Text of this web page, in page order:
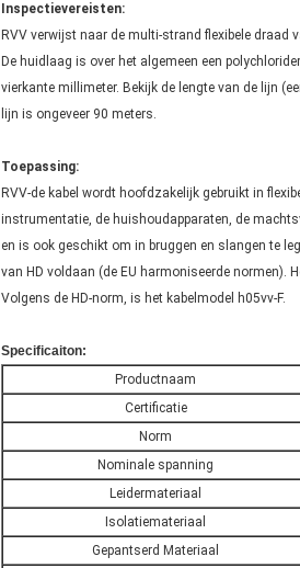
Inspectievereisten:
RVV verwijst naar de multi-strand flexibele draad
De huidlaag is over het algemeen een
vierkante millimeter. Bekijk de lengte van de lijn
lijn is ongeveer 90 meters.
Toepassing:
RVV-de kabel wordt hoofdzakelijk gebruikt in
instrumentatie, de huishoudapparaten, de
en is ook geschikt om in bruggen en slangen te
van HD voldaan (de EU harmoniseerde normen).
Volgens de HD-norm, is het kabelmodel h05vv-F.
Specificaiton:
Productnaam
Certificatie
Norm
Nominale spanning
Leidermateriaal
Isolatiemateriaal
Gepantserd Materiaal